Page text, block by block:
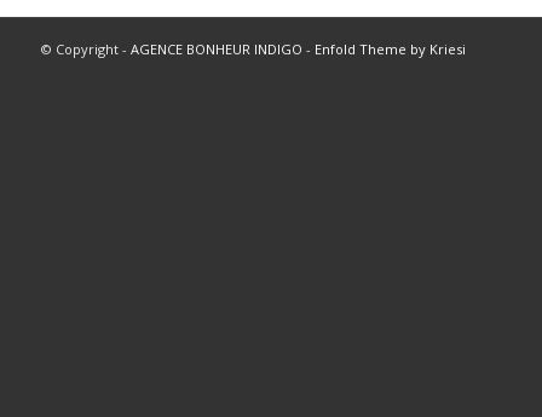
© Copyright - AGENCE BONHEUR INDIGO - Enfold Theme by Kriesi